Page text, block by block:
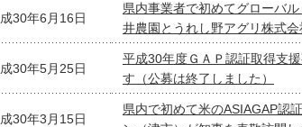
30年6月16日
県内事業者で初めてグローバ
井農園とうれし野アグリ株式
30年5月25日
平成30年度ＧＡＰ認証取得支
す（公募は終了しました）
30年3月15日
県内で初めて米のASIAGAP認